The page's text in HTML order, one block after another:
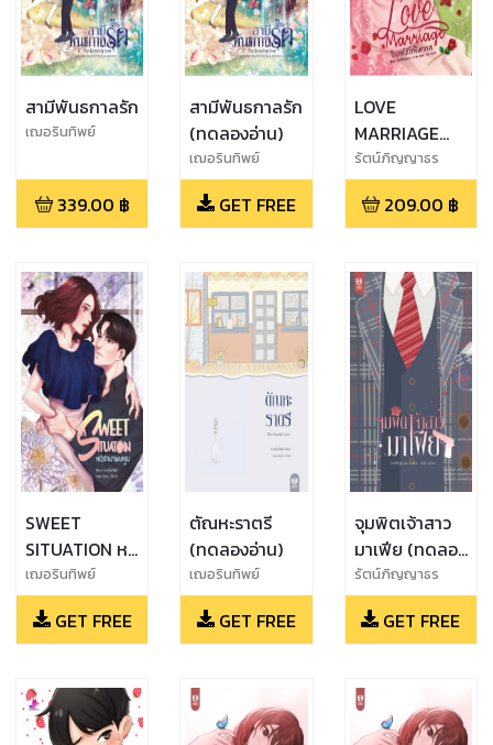
สามีพันธกาลรัก
เฌอรินทิพย์
339.00 ฿
สามีพันธกาลรัก
(ทดลองอ่าน)
เฌอรินทิพย์
GET FREE
LOVE
MARRIAGE
วิวาห์รักพิศวาส
รัตน์ภิญญาธร
209.00 ฿
SWEET
SITUATION หนี
รักมาพบคุณ
(ทดลองอ่าน)
เฌอรินทิพย์
GET FREE
ตัณหะราตรี
(ทดลองอ่าน)
เฌอรินทิพย์
GET FREE
จุมพิตเจ้าสาว
มาเฟีย (ทดลอง
อ่าน)
รัตน์ภิญญาธร
GET FREE